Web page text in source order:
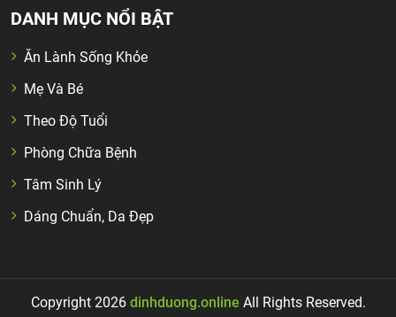
DANH MỤC NỔI BẬT
Ăn Lành Sống Khỏe
Mẹ Và Bé
Theo Độ Tuổi
Phòng Chữa Bệnh
Tâm Sinh Lý
Dáng Chuẩn, Da Đẹp
Copyright 2026 dinhduong.online All Rights Reserved.